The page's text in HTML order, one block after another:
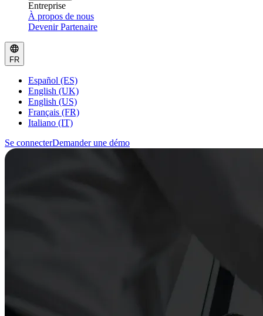
Entreprise
À propos de nous
Devenir Partenaire
FR
Español (ES)
English (UK)
English (US)
Français (FR)
Italiano (IT)
Se connecterDemander une démo